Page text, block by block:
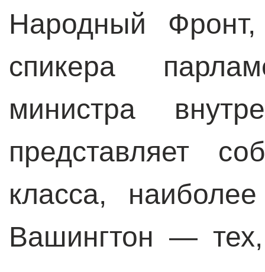
Народный
спикера
министра
представляет
класса,
Вашингтон —